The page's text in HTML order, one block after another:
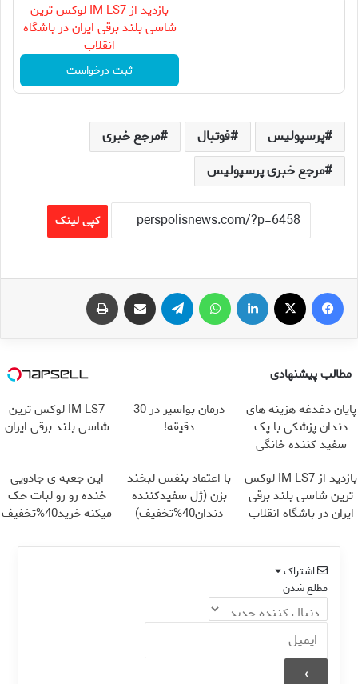
بازدید از IM LS7 لوکس ترین
شاسی بلند برقی ایران در باشگاه
انقلاب
ثبت درخواست
پرسپولیس فوتبال
مرجع خبری
مرجع خبری پرسپولیس
کپی لینک
فیس بوک لینکدین تلگرام اشتراک گذاری از طریق ایمیل
مطالب پیشنهادی
پایان دغدغه هزینه های
دندان پزشکی با پک
سفید کننده خانگی
درمان بواسیر در 30
دقیقه!
IM LS7 لوکس ترین
شاسی بلند برقی ایران
بازدید از IM LS7 لوکس
ترین شاسی بلند برقی
ایران در باشگاه انقلاب
با اعتماد بنفس لبخند
بزن (ژل سفیدکننده
دندان40%تخفیف)
این جعبه ی جادویی
خنده رو رو لبات حک
میکنه خرید40%تخفیف
اشتراک
مطلع شدن